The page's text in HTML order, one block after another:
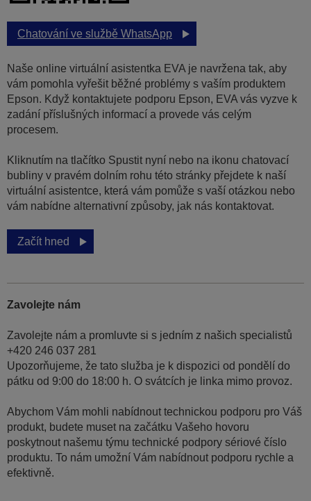
Chatování ve službě WhatsApp
Naše online virtuální asistentka EVA je navržena tak, aby
vám pomohla vyřešit běžné problémy s vaším produktem
Epson. Když kontaktujete podporu Epson, EVA vás vyzve k
zadání příslušných informací a provede vás celým
procesem.
Kliknutím na tlačítko Spustit nyní nebo na ikonu chatovací
bubliny v pravém dolním rohu této stránky přejdete k naší
virtuální asistentce, která vám pomůže s vaší otázkou nebo
vám nabídne alternativní způsoby, jak nás kontaktovat.
Začít hned
Zavolejte nám
Zavolejte nám a promluvte si s jedním z našich specialistů
+420 246 037 281
Upozorňujeme, že tato služba je k dispozici od pondělí do
pátku od 9:00 do 18:00 h. O svátcích je linka mimo provoz.
Abychom Vám mohli nabídnout technickou podporu pro Váš
produkt, budete muset na začátku Vašeho hovoru
poskytnout našemu týmu technické podpory sériové číslo
produktu. To nám umožní Vám nabídnout podporu rychle a
efektivně.